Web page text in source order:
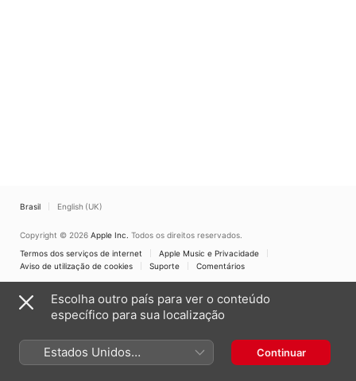
Brasil English (UK)
Copyright © 2026 Apple Inc. Todos os direitos reservados.
Termos dos serviços de internet
Apple Music e Privacidade
Aviso de utilização de cookies
Suporte Comentários
Escolha outro país para ver o conteúdo
específico para sua localização
Estados Unidos
(Português Brasil)
Continuar